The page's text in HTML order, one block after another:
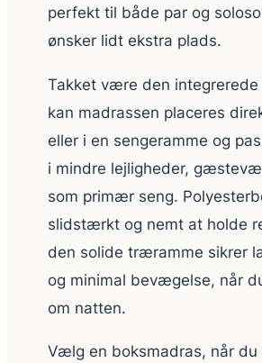
perfekt til både par og
ønsker lidt ekstra plads.
Takket være den integrerede
kan madrassen placeres
eller i en sengeramme og
i mindre lejligheder,
som primær seng.
slidstærkt og nemt at holde
den solide træramme sikrer
og minimal bevægelse, når
om natten.
Vælg en boksmadras, når du